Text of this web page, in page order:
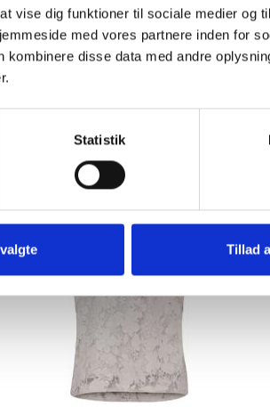
vise dig funktioner til sociale medier og
med vores partnere inden for
disse data med andre
Statistik
Tillad
BRUN MARTA DE CHATEAU
BLUSE